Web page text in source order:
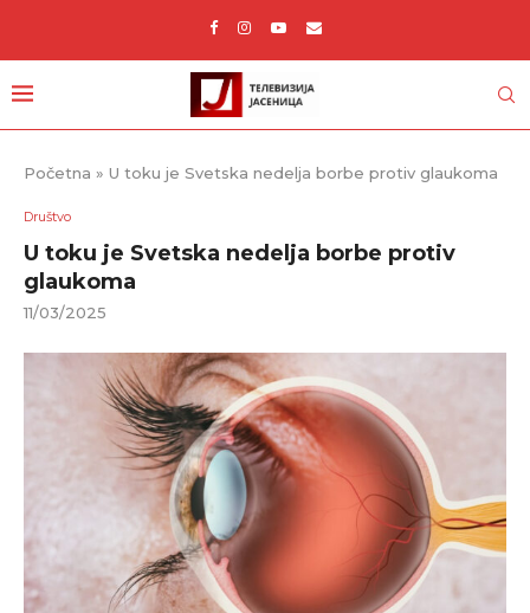
Početna » U toku je Svetska nedelja borbe protiv glaukoma
Društvo
U toku je Svetska nedelja borbe protiv
glaukoma
11/03/2025